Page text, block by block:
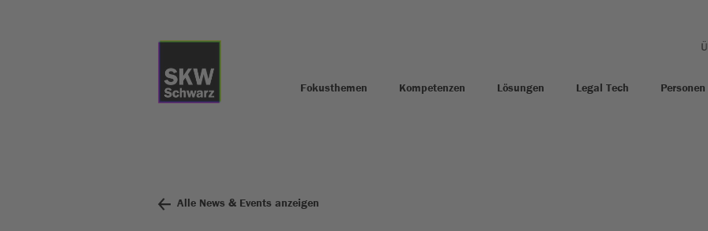
Fokusthemen Kompetenzen Lösungen Legal Tech Personen
Alle News & Events anzeigen